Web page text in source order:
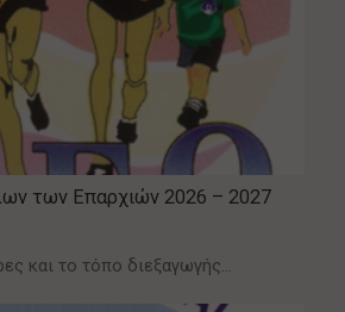
των Επαρχιών 2026 – 2027
και το τόπο διεξαγωγής…